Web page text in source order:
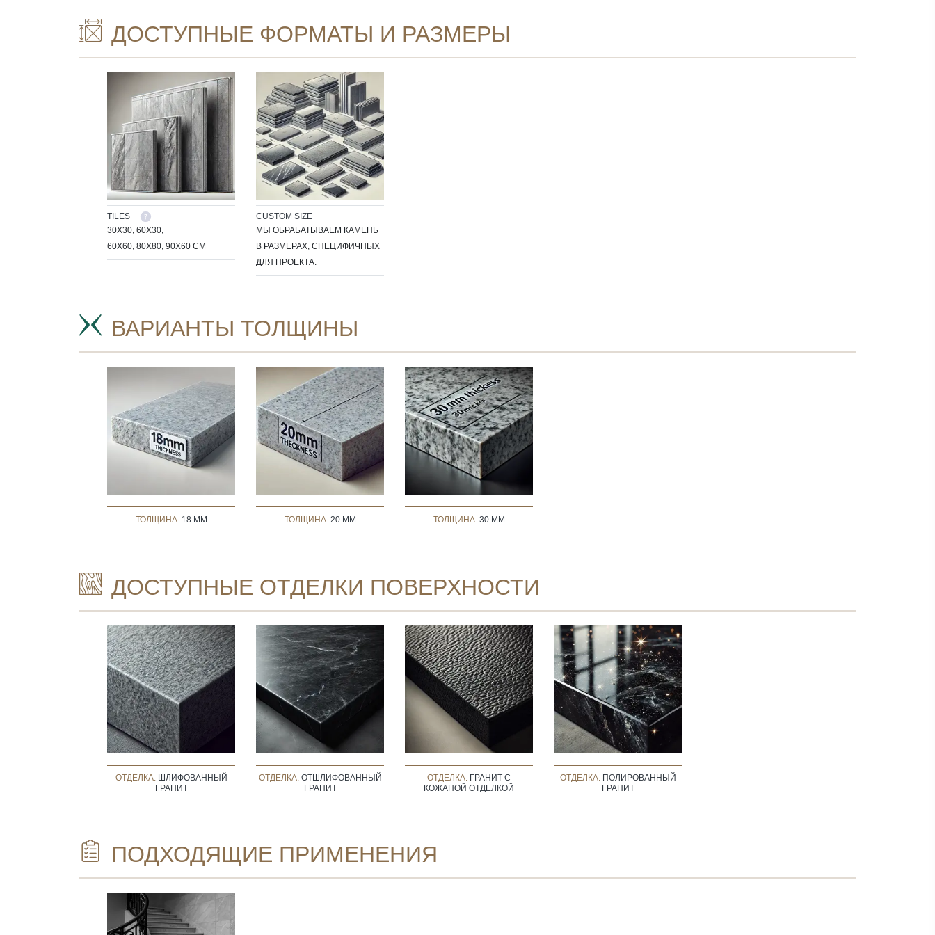
ДОСТУПНЫЕ ФОРМАТЫ И РАЗМЕРЫ
TILES
30X30, 60X30,
60X60, 80X80, 90X60 СМ
CUSTOM SIZE
МЫ ОБРАБАТЫВАЕМ КАМЕНЬ
В РАЗМЕРАХ, СПЕЦИФИЧНЫХ
ДЛЯ ПРОЕКТА.
ВАРИАНТЫ ТОЛЩИНЫ
ТОЛЩИНА: 18 MM ТОЛЩИНА: 20 MM ТОЛЩИНА: 30 MM
ДОСТУПНЫЕ ОТДЕЛКИ ПОВЕРХНОСТИ
ОТДЕЛКА: ШЛИФОВАННЫЙ
ГРАНИТ
ОТДЕЛКА: ОТШЛИФОВАННЫЙ
ГРАНИТ
ОТДЕЛКА: ГРАНИТ С
КОЖАНОЙ ОТДЕЛКОЙ
ОТДЕЛКА: ПОЛИРОВАННЫЙ
ГРАНИТ
ПОДХОДЯЩИЕ ПРИМЕНЕНИЯ